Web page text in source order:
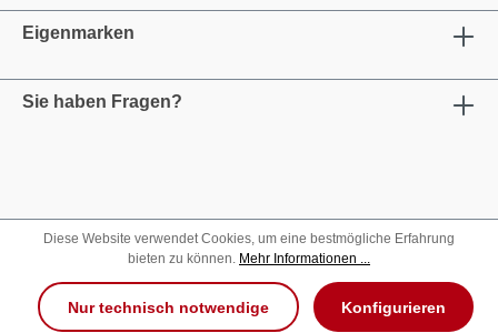
Eigenmarken
Sie haben Fragen?
Diese Website verwendet Cookies, um eine bestmögliche Erfahrung
bieten zu können. Mehr Informationen ...
Nur technisch notwendige Konfigurieren